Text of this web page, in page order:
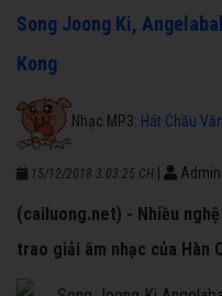
Song Joong Ki,
Kong
Nhạc MP3: Hát Chầu
15/12/2018 3:03:25 CH Admin
(cailuong.net) - Nhiều
trao giải âm nhạc của Hàn